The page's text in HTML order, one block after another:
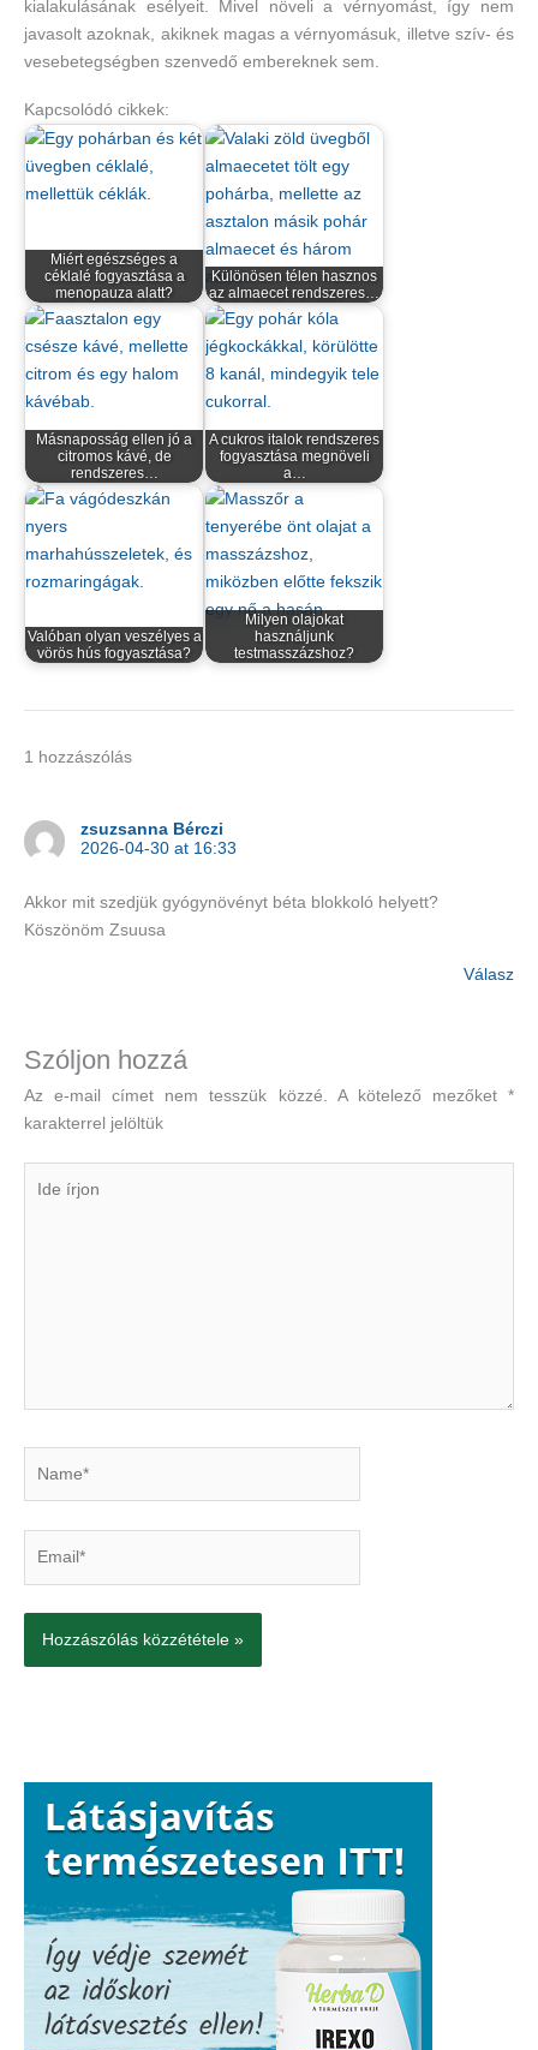
kialakulásának esélyeit. Mivel növeli a vérnyomást, így nem
javasolt azoknak, akiknek magas a vérnyomásuk, illetve szív- és
vesebetegségben szenvedő embereknek sem.
Kapcsolódó cikkek:
Miért egészséges a
céklalé fogyasztása a
menopauza alatt?
Különösen télen hasznos
az almaecet rendszeres…
Másnaposság ellen jó a
citromos kávé, de
rendszeres…
A cukros italok rendszeres
fogyasztása megnöveli
a…
Valóban olyan veszélyes a
vörös hús fogyasztása?
Milyen olajokat
használjunk
testmasszázshoz?
1 hozzászólás
zsuzsanna Bérczi
2026-04-30 at 16:33
Akkor mit szedjük gyógynövényt béta blokkoló helyett?
Köszönöm Zsuusa
Válasz
Szóljon hozzá
Az e-mail címet nem tesszük közzé. A kötelező mezőket*
karakterrel jelöltük